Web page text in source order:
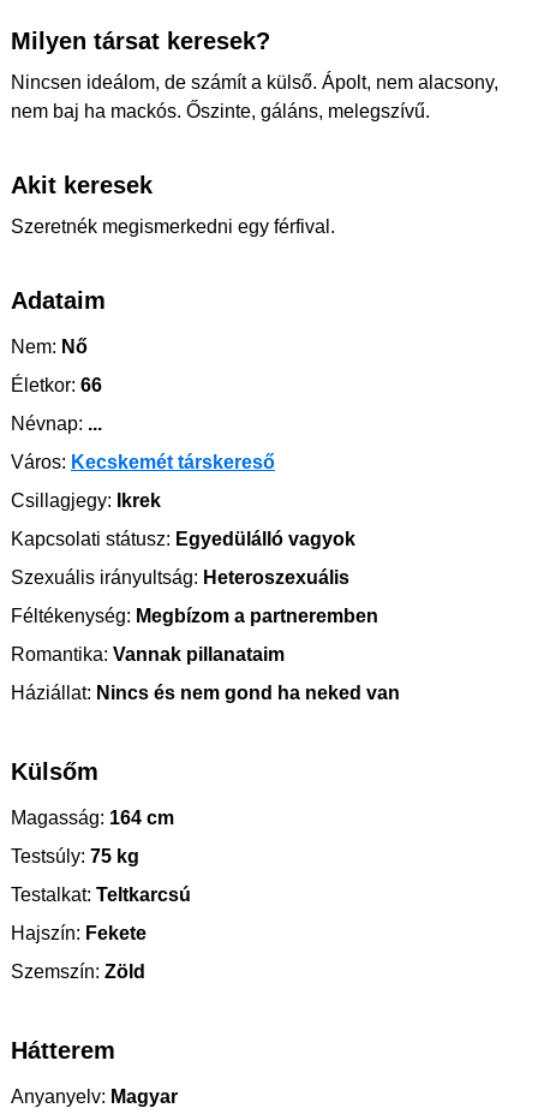
Milyen társat keresek?
Nincsen ideálom, de számít a külső. Ápolt, nem alacsony,
nem baj ha mackós. Őszinte, gáláns, melegszívű.
Akit keresek
Szeretnék megismerkedni egy férfival.
Adataim
Nem: Nő
Életkor: 66
Névnap: ...
Város: Kecskemét társkereső
Csillagjegy: Ikrek
Kapcsolati státusz: Egyedülálló vagyok
Szexuális irányultság: Heteroszexuális
Féltékenység: Megbízom a partneremben
Romantika: Vannak pillanataim
Háziállat: Nincs és nem gond ha neked van
Külsőm
Magasság: 164 cm
Testsúly: 75 kg
Testalkat: Teltkarcsú
Hajszín: Fekete
Szemszín: Zöld
Hátterem
Anyanyelv: Magyar